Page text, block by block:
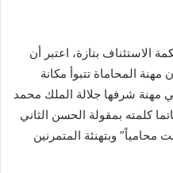
الاستئناف بتازة، اعتبر أن
المحاماة تتبوأ مكانة
مهنة شرفها جلالة الملك محمد
كلمته بمقولة الحسن الثاني
محامياً” وبتهنئة المتمرنين